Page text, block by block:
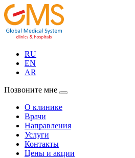
RU
EN
AR
Позвоните мне
О клинике
Врачи
Направления
Услуги
Контакты
Цены и акции